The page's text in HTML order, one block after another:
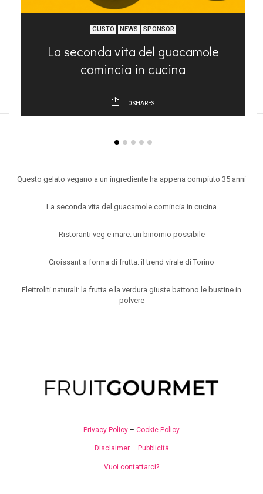
GUSTO NEWS SPONSOR
La seconda vita del guacamole
comincia in cucina
0SHARES
Questo gelato vegano a un ingrediente ha appena compiuto 35 anni
La seconda vita del guacamole comincia in cucina
Ristoranti veg e mare: un binomio possibile
Croissant a forma di frutta: il trend virale di Torino
Elettroliti naturali: la frutta e la verdura giuste battono le bustine in
polvere
Privacy Policy – Cookie Policy
Disclaimer– Pubblicità
Vuoi contattarci?